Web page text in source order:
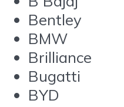
Bentley
BMW
Brilliance
Bugatti
BYD